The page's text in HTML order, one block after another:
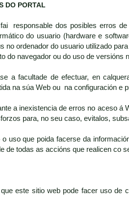
DO PORTAL
responsable dos posibles erros
do usuario (hardware e
no ordenador do usuario utilizado
do navegador ou do uso de versións
a facultade de efectuar, en
na súa Web ou na configuración e
a inexistencia de erros no aceso
para, no seu caso, evitalos,
uso que poida facerse da
de todas as accións que realicen co
este sitio web pode facer uso de